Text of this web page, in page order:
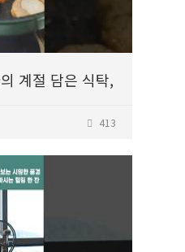
계절 담은 식탁,
413